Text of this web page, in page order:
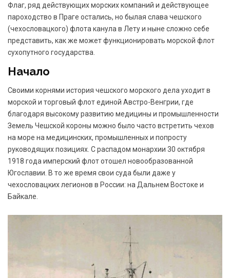
Флаг, ряд действующих морских компаний и действующее
пароходство в Праге остались, но былая слава чешского
(чехословацкого) флота канула в Лету и ныне сложно себе
представить, как же может функционировать морской флот
сухопутного государства.
Начало
Своими корнями история чешского морского дела уходит в
морской и торговый флот единой Австро-Венгрии, где
благодаря высокому развитию медицины и промышленности
Земель Чешской короны можно было часто встретить чехов
на море на медицинских, промышленных и попросту
руководящих позициях. С распадом монархии 30 октября
1918 года имперский флот отошел новообразованной
Югославии. В то же время свои суда были даже у
чехословацких легионов в России: на Дальнем Востоке и
Байкале.